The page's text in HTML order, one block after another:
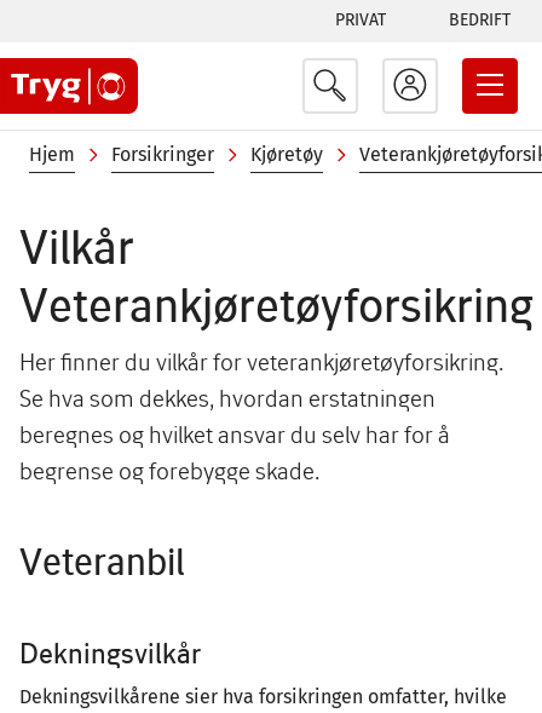
hovedinnhold
Tabs
menu
PRIVAT BEDRIFT
Navigasjonssti
Hjem Forsikringer Kjøretøy
Vilkår
Veterankjøretøyforsikring
Her finner du vilkår for veterankjøretøyforsikring.
Se hva som dekkes, hvordan erstatningen
beregnes og hvilket ansvar du selv har for å
begrense og forebygge skade.
Veteranbil
Dekningsvilkår
Dekningsvilkårene sier hva forsikringen omfatter, hvilke